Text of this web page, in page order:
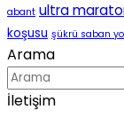
abant ultra
koşusu şükrü saban
Arama
İletişim